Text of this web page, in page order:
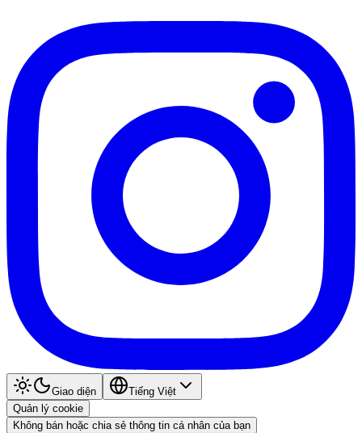
Giao diện
Tiếng Việt
Quản lý cookie
Không bán hoặc chia sẻ thông tin cá nhân của bạn